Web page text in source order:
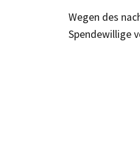
Wegen des
Spendewillige